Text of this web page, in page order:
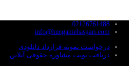
02126761488
info@hengamehasgari.com
درخواست نمونه قرارداد دانلودی
دریافت نوبت مشاوره حقوقی آنلاین